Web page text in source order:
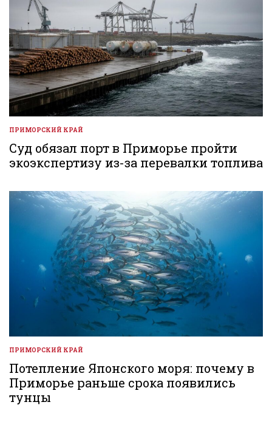
ОПУБЛИКОВАНО
В
ПРИМОРСКИЙ КРАЙ
Суд обязал порт в Приморье пройти
экоэкспертизу из-за перевалки топлива
ОПУБЛИКОВАНО
В
ПРИМОРСКИЙ КРАЙ
Потепление Японского моря: почему в
Приморье раньше срока появились
тунцы